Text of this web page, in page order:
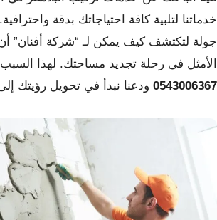
خدماتنا لتلبية كافة احتياجاتك بدقة
جولة لتكتشف كيف يمكن لـ “شركة أفنان”
الأمثل في رحلة تجديد مساحتك. لهذا السبب
0543006367 ودعنا نبدأ في تحويل رؤيتك